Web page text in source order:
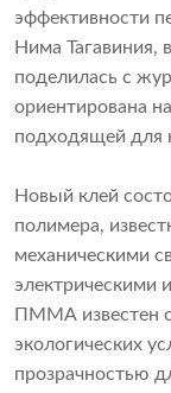
эффективности
Нима Тагавиния,
поделилась с
ориентирована
подходящей для
Новый клей
полимера,
механическими
электрическими
ПММА известен
экологических
прозрачностью